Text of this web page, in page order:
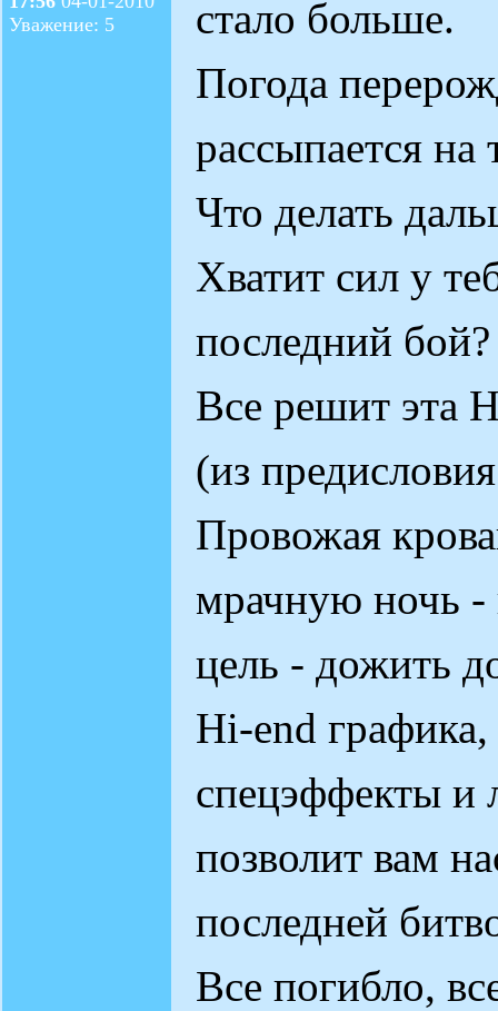
Уважение: 5
стало больше.
Погода
рассыпается на
Что делать
Хватит сил у
последний бой?
Все решит эта
(из
Провожая
мрачную ночь -
цель - дожить
Hi-end
спецэффекты и
позволит вам
последней
Все погибло,